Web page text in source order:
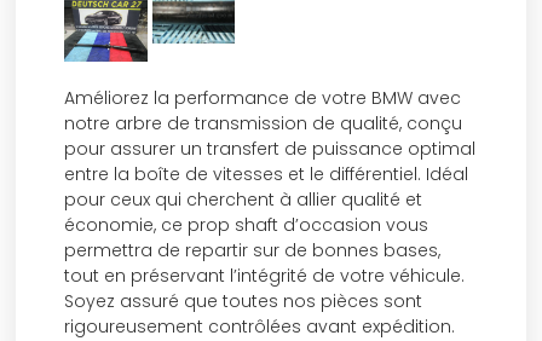
Améliorez la performance de votre BMW avec
notre arbre de transmission de qualité, conçu
pour assurer un transfert de puissance optimal
entre la boîte de vitesses et le différentiel. Idéal
pour ceux qui cherchent à allier qualité et
économie, ce prop shaft d’occasion vous
permettra de repartir sur de bonnes bases,
tout en préservant l’intégrité de votre véhicule.
Soyez assuré que toutes nos pièces sont
rigoureusement contrôlées avant expédition.